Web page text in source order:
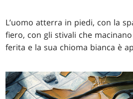
L’uomo atterra in piedi, con la
fiero, con gli stivali che
ferita e la sua chioma bianca è